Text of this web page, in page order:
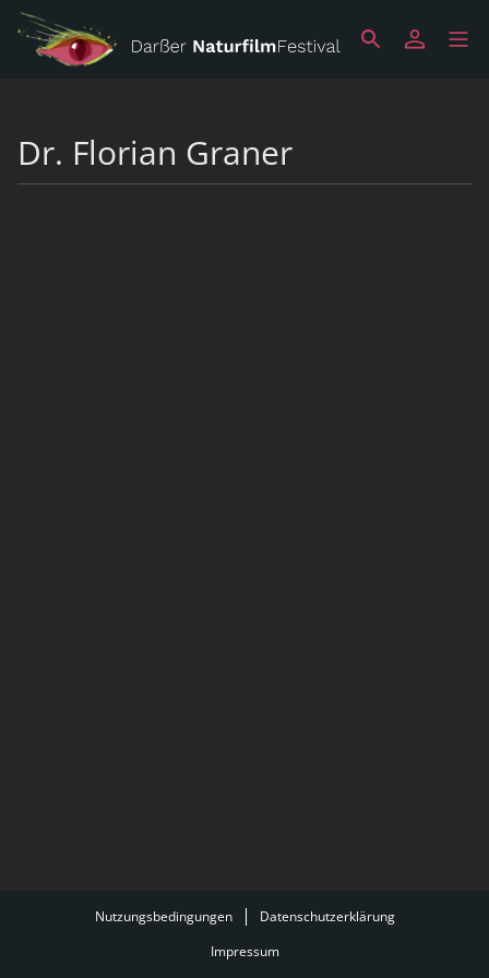
Dr. Florian Graner
Nutzungsbedingungen
Datenschutzerklärung
Impressum